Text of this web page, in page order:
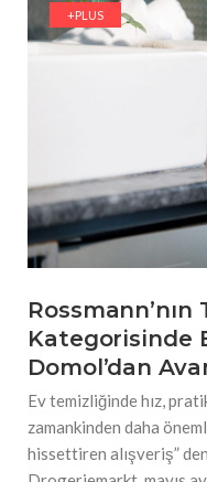
#Güzellik
#Tarihin İzlerini
+PLUS
Rossmann’nın
Kategorisinde
Domol’dan
Ev temizliğinde hız,
zamankinden daha
hissettiren alışveriş”